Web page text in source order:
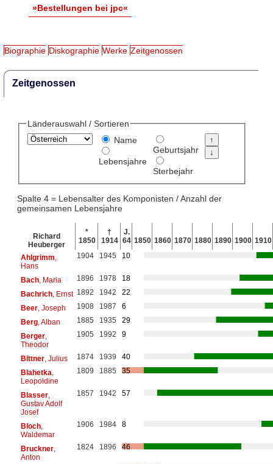
»Bestellungen bei jpc«
Biographie Diskographie Werke Zeitgenossen
Zeitgenossen
Länderauswahl / Sortieren
Name
Lebensjahre
Geburtsjahr
Sterbejahr
Spalte 4 = Lebensalter des Komponisten / Anzahl der
gemeinsamen Lebensjahre
Richard
Heuberger
*
1850
†
1914
J.
64 1850 1860 1870 1880 1890 1900 1910
Ahlgrimm
Hans
1904 1945 10
Bach, Maria 1896 1978
18
Bachrich, Ernst 1892 1942
22
Beer, Joseph 1908 1987
6
Berg, Alban 1885 1935
29
Berger,
Theodor
1905 1992 9
Bittner, Julius 1874 1939
40
Blahetka
Leopoldine
1809 1885 35
Blasser,
Gustav Adolf
Josef
1857 1942 57
Bloch,
Waldemar
1906 1984 8
Bruckner,
Anton
1824 1896 46